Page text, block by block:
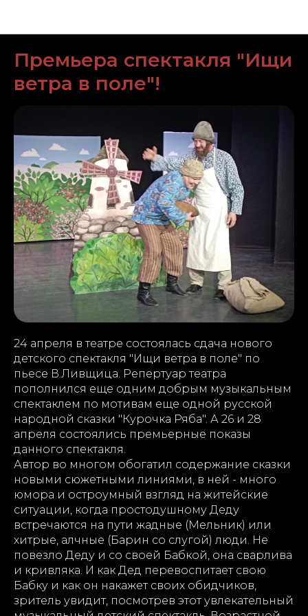
Премьера спектакля "Ищи
ветра в поле"!
24 апреля в театре состоялась сдача нового
детского спектакля "Ищи ветра в поле" по
пьесе В.Ливщица. Репертуар театра
пополнился еще одним добрым музыкальным
спектаклем по мотивам еще одной русской
народной сказки "Курочка Ряба". А 26 и 28
апреля состоялись премьерные показы
данного спектакля.
Автор во многом обогатил содержание сказки
новыми сюжетными линиями, в ней - много
юмора и остроумный взгляд на житейские
ситуации, когда простодушному Деду
встречаются на пути жадные (Мельник) или
хитрые, алчные (Барин со слугой) люди. Не
повезло Деду и со своей Бабкой, она сварлива
и кривляка. И как Дед перевоспитает свою
Бабку и как он накажет своих обидчиков,
зритель увидит, посмотрев этот увлекательный